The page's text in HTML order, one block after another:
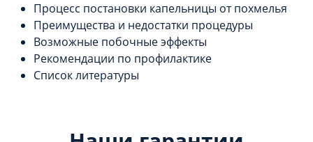
Процесс постановки капельницы от похмелья
Преимущества и недостатки процедуры
Возможные побочные эффекты
Рекомендации по профилактике
Список литературы